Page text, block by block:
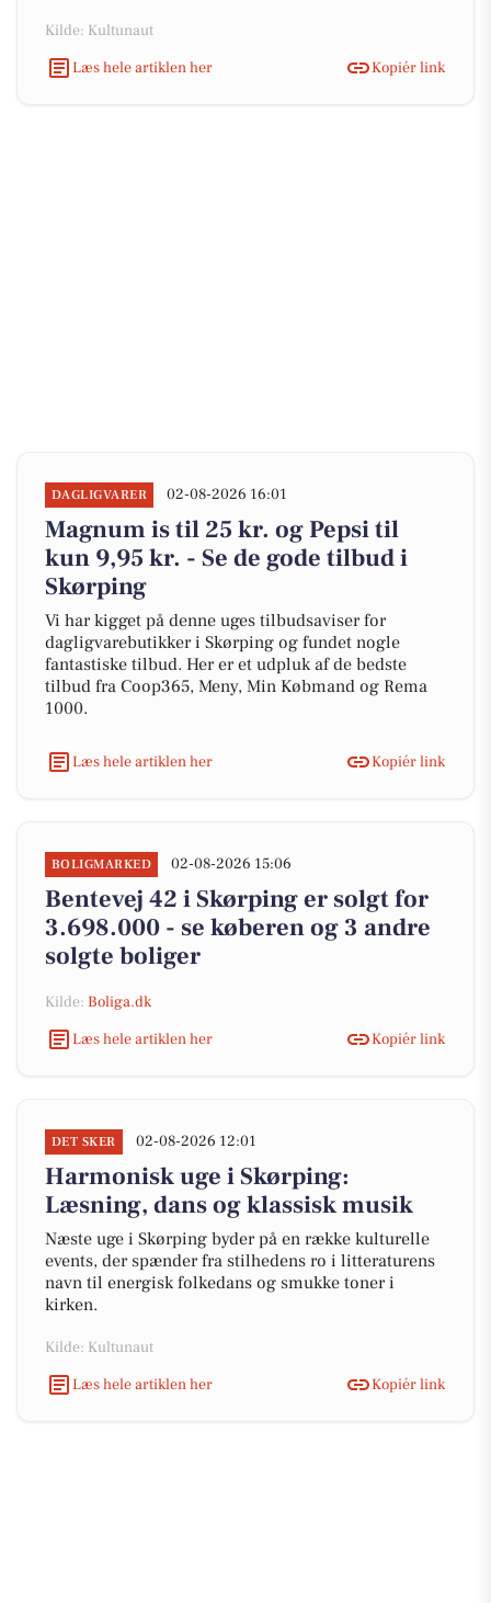
Kilde: Kultunaut
Læs hele artiklen her
Kopiér link
DAGLIGVARER 02-08-2026 16:01
Magnum is til 25 kr. og Pepsi til
kun 9,95 kr. - Se de gode tilbud i
Skørping
Vi har kigget på denne uges tilbudsaviser for
dagligvarebutikker i Skørping og fundet nogle
fantastiske tilbud. Her er et udpluk af de bedste
tilbud fra Coop365, Meny, Min Købmand og Rema
1000.
Læs hele artiklen her Kopiér link
BOLIGMARKED 02-08-2026 15:06
Bentevej 42 i Skørping er solgt for
3.698.000 - se køberen og 3 andre
solgte boliger
Kilde: Boliga.dk
Læs hele artiklen her
Kopiér link
DET SKER 02-08-2026 12:01
Harmonisk uge i Skørping:
Læsning, dans og klassisk musik
Næste uge i Skørping byder på en række kulturelle
events, der spænder fra stilhedens ro i litteraturens
navn til energisk folkedans og smukke toner i
kirken.
Kilde: Kultunaut
Læs hele artiklen her
Kopiér link